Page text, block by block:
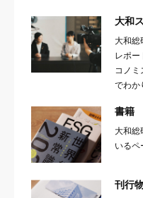
大和
大和総
レポー
コノミ
でわか
書籍
大和総
いるペ
刊行